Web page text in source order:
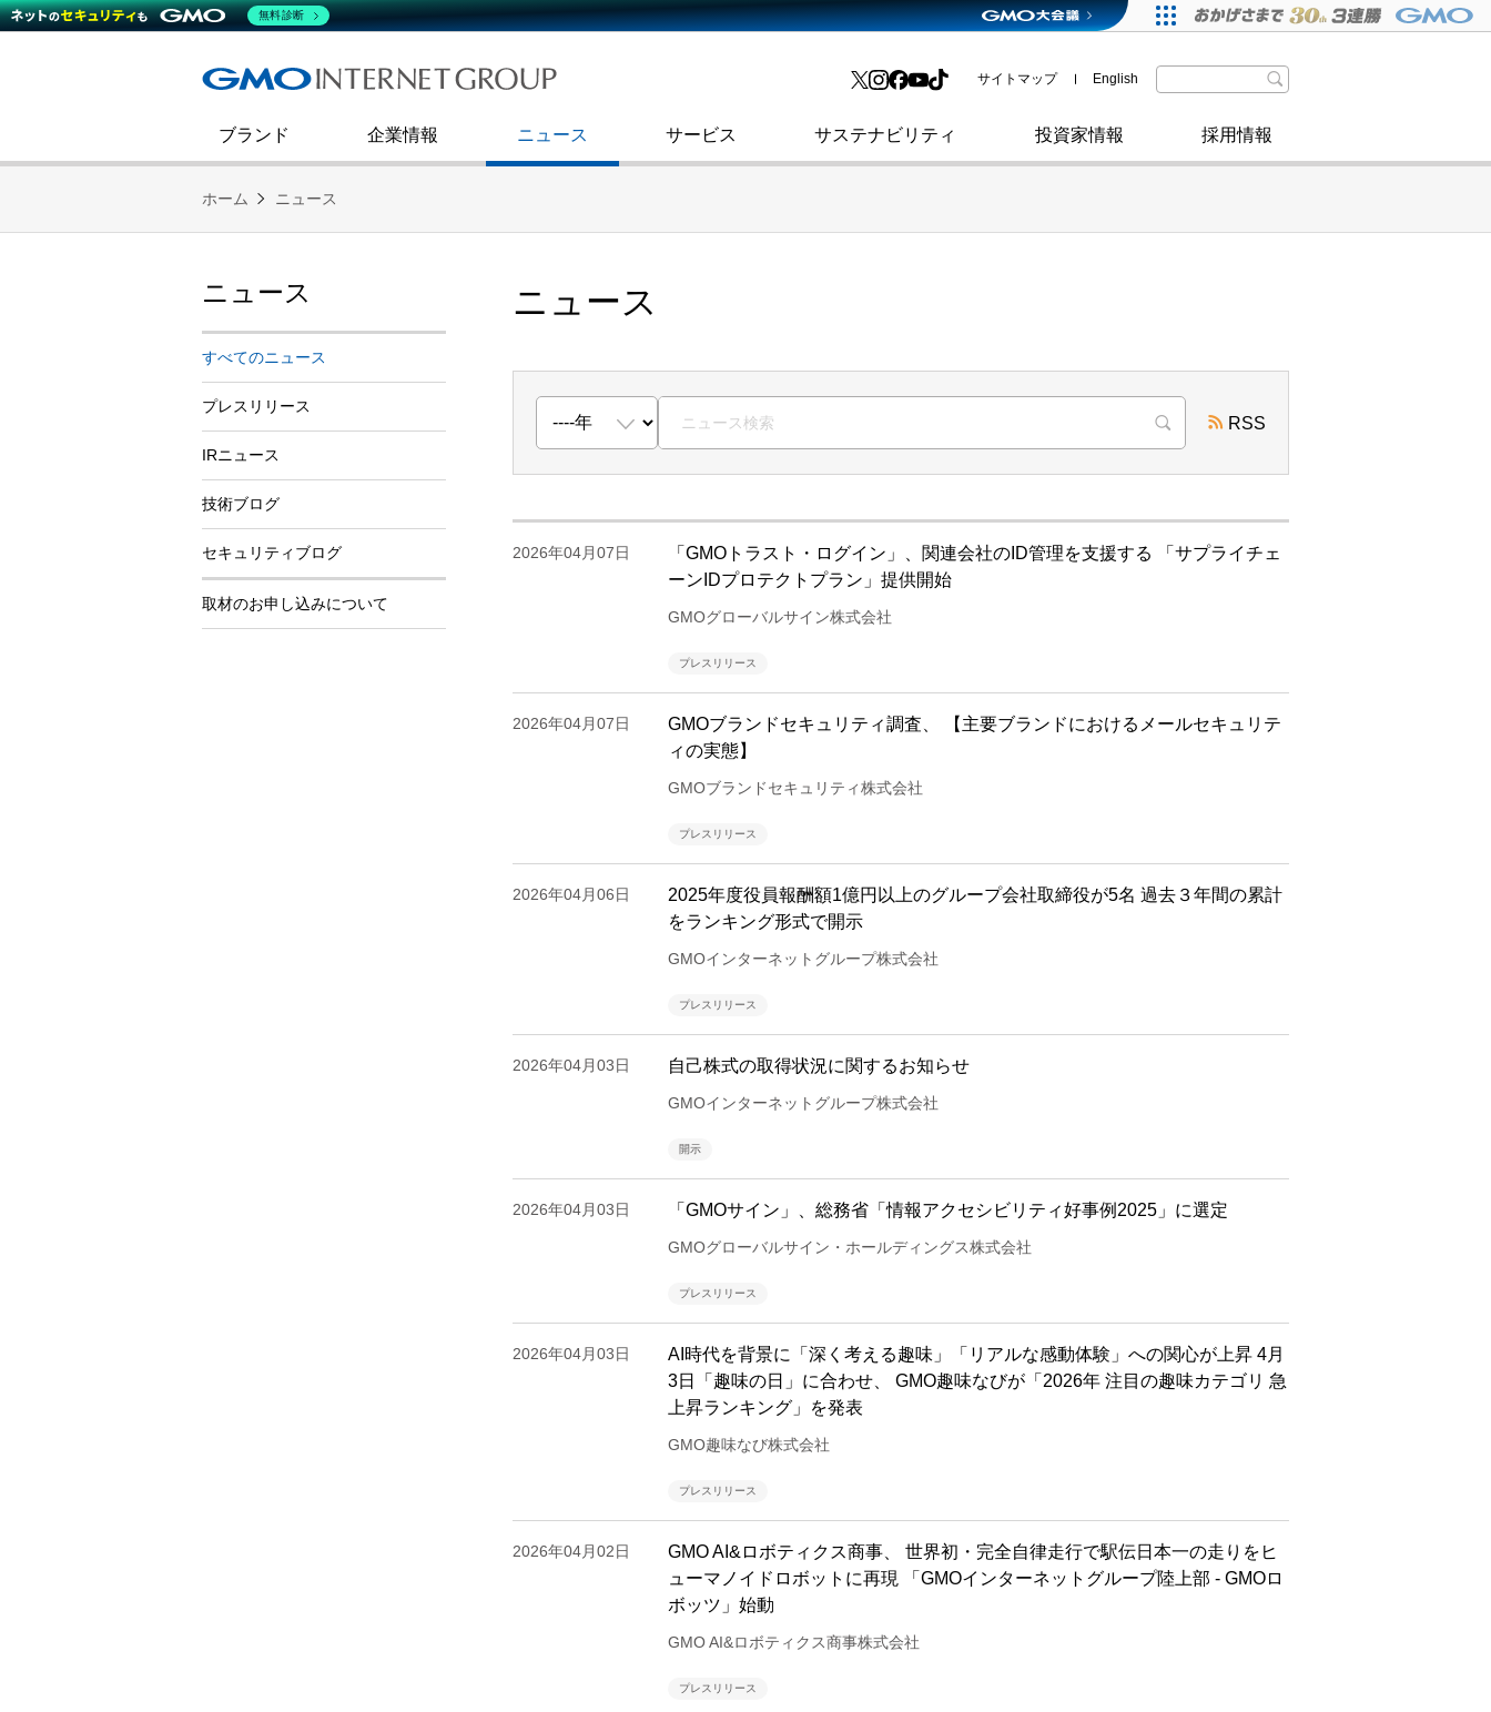
ブランド
企業情報
会社概要
社史
渋谷フクラス入館方法
ニュース
技術ブログ 取材のお申し込みについて
サービス
インターネットセキュリティ事業 その他
サステナビリティ
コミュニケーション
ダイバーシティ＆インクルージョン
SDGsへの取り組み
政府・自治体からの認定
投資家情報
熊谷正寿が語るグループ成長戦略・
財務・業績
よくあるご質問 格付・社債情報
採用情報
第二新卒採用 サイトマップ English
ホーム ニュース
ニュース
RSS
2026年04月07日
「GMOトラスト・ログイン」、関連会社のID管理を支援する 「サプライチェ
ーンIDプロテクトプラン」提供開始
GMOグローバルサイン株式会社
プレスリリース
2026年04月07日
GMOブランドセキュリティ調査、 【主要ブランドにおけるメールセキュリテ
ィの実態】
GMOブランドセキュリティ株式会社
プレスリリース
2026年04月06日
2025年度役員報酬額1億円以上のグループ会社取締役が5名 過去３年間の累計
をランキング形式で開示
GMOインターネットグループ株式会社
プレスリリース
2026年04月03日 自己株式の取得状況に関するお知らせ
GMOインターネットグループ株式会社
開示
2026年04月03日 「GMOサイン」、総務省「情報アクセシビリティ好事例2025」に選定
GMOグローバルサイン・ホールディングス株式会社
プレスリリース
2026年04月03日
AI時代を背景に「深く考える趣味」「リアルな感動体験」への関心が上昇 4月
3日「趣味の日」に合わせ、 GMO趣味なびが「2026年 注目の趣味カテゴリ 急
上昇ランキング」を発表
GMO趣味なび株式会社
プレスリリース
2026年04月02日
GMO AI&ロボティクス商事、 世界初・完全自律走行で駅伝日本一の走りをヒ
ューマノイドロボットに再現 「GMOインターネットグループ陸上部 - GMOロ
ボッツ」始動
GMO AI&ロボティクス商事株式会社
プレスリリース
ニュース
すべてのニュース
プレスリリース
IRニュース
技術ブログ
セキュリティブログ
取材のお申し込みについて
無料診断